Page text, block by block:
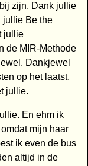
zijn. Dank jullie
jullie Be the
jullie
de MIR-Methode
Dankjewel
op het laatst,
jullie.
En ehm ik
mijn haar
ik even de bus
altijd in de